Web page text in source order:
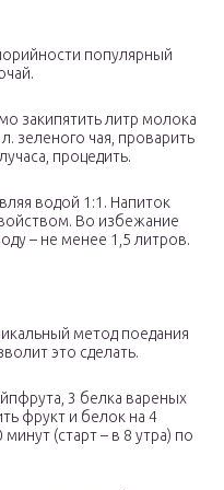
популярный
закипятить литр молока
зеленого чая, проварить
процедить.
водой 1:1. Напиток
Во избежание
– не менее 1,5 литров.
метод поедания
это сделать.
3 белка вареных
фрукт и белок на 4
(старт – в 8 утра) по